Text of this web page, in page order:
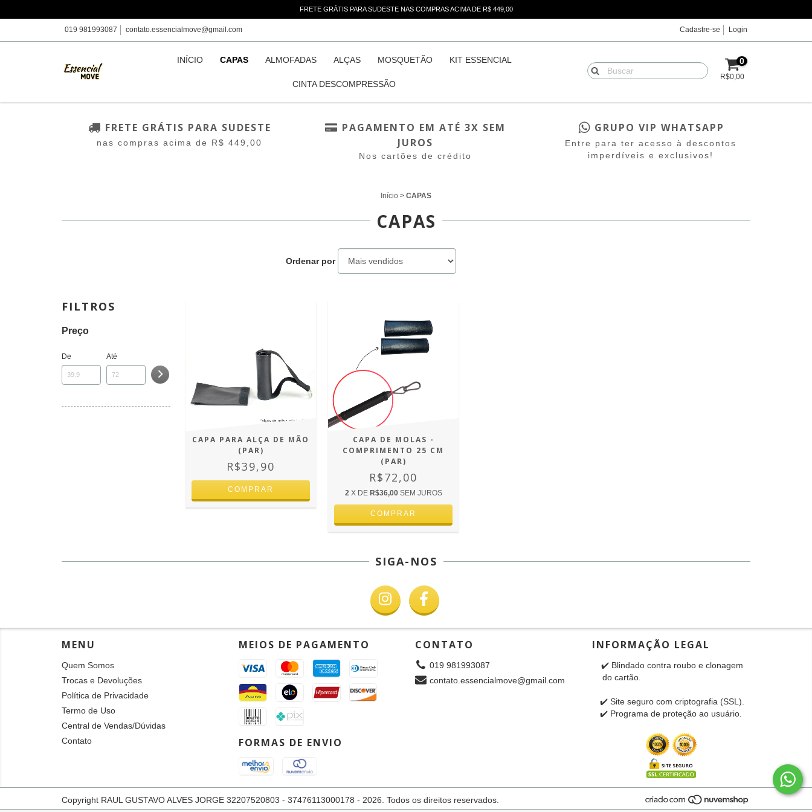
FRETE GRÁTIS PARA SUDESTE NAS COMPRAS ACIMA DE R$ 449,00
019 981993087 contato.essencialmove@gmail.com Cadastre-se Login
INÍCIO CAPAS ALMOFADAS ALÇAS MOSQUETÃO KIT ESSENCIAL
CINTA DESCOMPRESSÃO
0
R$0,00
FRETE GRÁTIS PARA SUDESTE
nas compras acima de R$ 449,00
PAGAMENTO EM ATÉ 3X SEM
JUROS
Nos cartões de crédito
GRUPO VIP WHATSAPP
Entre para ter acesso à descontos
imperdíveis e exclusivos!
Início > CAPAS
CAPAS
Ordenar por
FILTROS
Preço
De Até
CAPA PARA ALÇA DE MÃO
(PAR)
R$39,90
COMPRAR
CAPA DE MOLAS -
COMPRIMENTO 25 CM
(PAR)
R$72,00
2 X DE R$36,00 SEM JUROS
SIGA-NOS
MENU
Quem Somos
Trocas e Devoluções
Política de Privacidade
Termo de Uso
Central de Vendas/Dúvidas
Contato
MEIOS DE PAGAMENTO
FORMAS DE ENVIO
CONTATO
019 981993087
contato.essencialmove@gmail.com
INFORMAÇÃO LEGAL
‎‎‎ ✔️ Blindado contra roubo e clonagem
‎ ‎‎ ‎ ‎ do cartão.‎ ‎ ‎ ‎‎ ‎ ‎ ‎ ‎ ‎ ‎ ‎ ‎ ‎ ‎ ‎ ‎ ‎ ‎ ‎ ‎ ‎ ‎ ‎ ‎ ‎ ‎ ‎ ‎ ‎ ‎ ‎ ‎ ‎ ‎ ‎ ‎ ‎ ‎ ‎ ‎ ‎ ‎ ‎ ‎ ‎ ‎
‎ ‎✔️ Site seguro com criptografia (SSL).
✔️ Programa de proteção ao usuário.
Copyright RAUL GUSTAVO ALVES JORGE 32207520803 - 37476113000178 - 2026. Todos os direitos reservados.